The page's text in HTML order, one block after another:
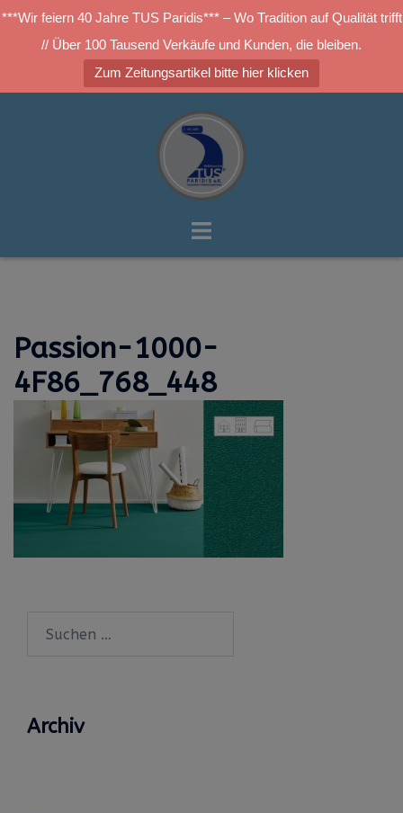
***Wir feiern 40 Jahre TUS Paridis*** – Wo Tradition auf Qualität trifft
// Über 100 Tausend Verkäufe und Kunden, die bleiben.
Zum Zeitungsartikel bitte hier klicken
Menü
Passion-1000-
4F86_768_448
nach:
Archiv